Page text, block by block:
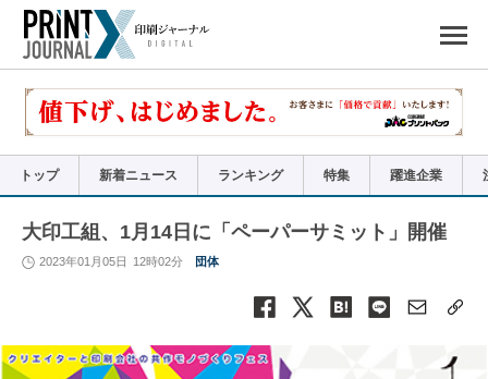
で
リ
トップ 新着ニュース ランキング 特集 躍進企業
大印工組、1月14日に「ペーパーサミット」開催
2023年01月05日 12時02分 団体